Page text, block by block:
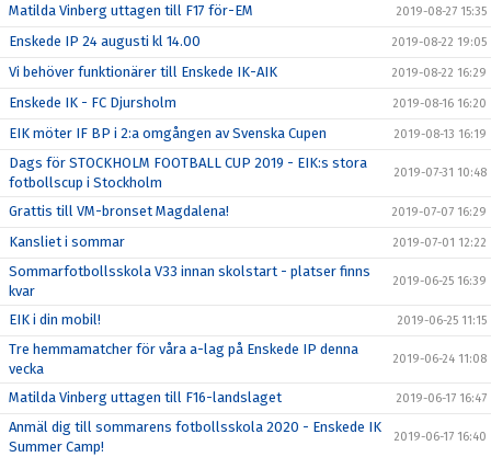
Matilda Vinberg uttagen till F17 för-EM 2019-08-27 15:35
Enskede IP 24 augusti kl 14.00 2019-08-22 19:05
Vi behöver funktionärer till Enskede IK-AIK 2019-08-22 16:29
Enskede IK - FC Djursholm 2019-08-16 16:20
EIK möter IF BP i 2:a omgången av Svenska Cupen 2019-08-13 16:19
Dags för STOCKHOLM FOOTBALL CUP 2019 - EIK:s stora
fotbollscup i Stockholm
2019-07-31 10:48
Grattis till VM-bronset Magdalena! 2019-07-07 16:29
Kansliet i sommar 2019-07-01 12:22
Sommarfotbollsskola V33 innan skolstart - platser finns
kvar
2019-06-25 16:39
EIK i din mobil! 2019-06-25 11:15
Tre hemmamatcher för våra a-lag på Enskede IP denna
vecka
2019-06-24 11:08
Matilda Vinberg uttagen till F16-landslaget 2019-06-17 16:47
Anmäl dig till sommarens fotbollsskola 2020 - Enskede IK
Summer Camp!
2019-06-17 16:40